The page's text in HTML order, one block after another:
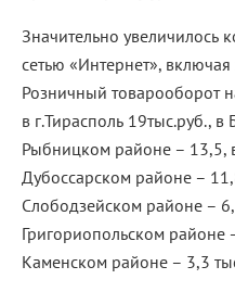
Значительно увеличилось
сетью «Интернет»,
Розничный товарооборот
в г.Тирасполь 19тыс.руб.,
Рыбницком районе – 13,5,
Дубоссарском районе –
Слободзейском районе –
Григориопольском районе
Каменском районе – 3,3